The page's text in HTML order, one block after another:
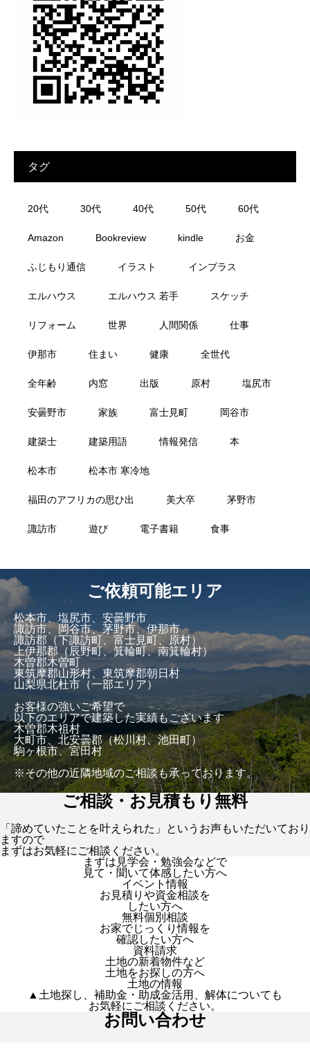
タグ
20代 30代 40代 50代 60代
Amazon Bookreview kindle お金
ふじもり通信 イラスト インプラス
エルハウス エルハウス 若手 スケッチ
リフォーム 世界 人間関係 仕事
伊那市 住まい 健康 全世代
全年齢 内窓 出版 原村 塩尻市
安曇野市 家族 富士見町 岡谷市
建築士 建築用語 情報発信 本
松本市 松本市 寒冷地
福田のアフリカの思ひ出 美大卒 茅野市
諏訪市 遊び 電子書籍 食事
ご依頼可能エリア
松本市、塩尻市、安曇野市
諏訪市、岡谷市、茅野市、伊那市
諏訪郡（下諏訪町、富士見町、原村）
上伊那郡（辰野町、箕輪町、南箕輪村）
木曽郡木曽町
東筑摩郡山形村、東筑摩郡朝日村
山梨県北杜市（一部エリア）
お客様の強いご希望で
以下のエリアで建築した実績もございます
木曽郡木祖村
大町市、北安曇郡（松川村、池田町）
駒ヶ根市、宮田村
※その他の近隣地域のご相談も承っております。
ご相談・お見積もり無料
「諦めていたことを叶えられた」というお声もいただいており
ますので
まずはお気軽にご相談ください。
まずは見学会・勉強会などで
見て・聞いて体感したい方へ
イベント情報
お見積りや資金相談を
したい方へ
無料個別相談
お家でじっくり情報を
確認したい方へ
資料請求
土地の新着物件など
土地をお探しの方へ
土地の情報
▲土地探し、補助金・助成金活用、解体についても
お気軽にご相談ください。
お問い合わせ